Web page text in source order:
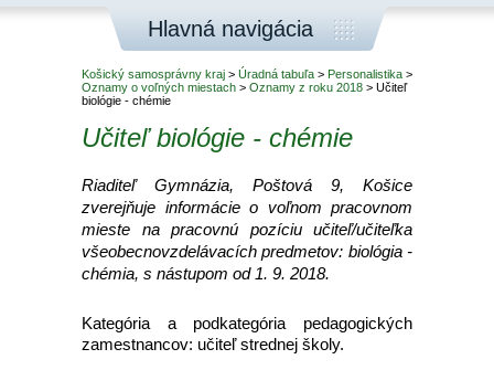
Hlavná navigácia
Košický samosprávny kraj > Úradná tabuľa > Personalistika >
Oznamy o voľných miestach > Oznamy z roku 2018 > Učiteľ
biológie - chémie
Učiteľ biológie - chémie
Riaditeľ Gymnázia, Poštová 9, Košice
zverejňuje informácie o voľnom pracovnom
mieste na pracovnú pozíciu učiteľ/učiteľka
všeobecnovzdelávacích predmetov: biológia -
chémia, s nástupom od 1. 9. 2018.
Kategória a podkategória pedagogických
zamestnancov: učiteľ strednej školy.